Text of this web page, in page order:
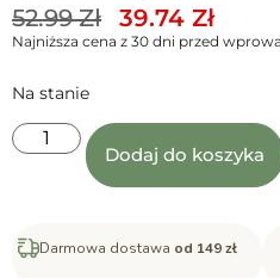
52.99Zł 39.74 Zł
Najniższa cena z 30 dni przed
Na stanie
Dodaj do koszyka
Darmowa dostawa od 149 zł